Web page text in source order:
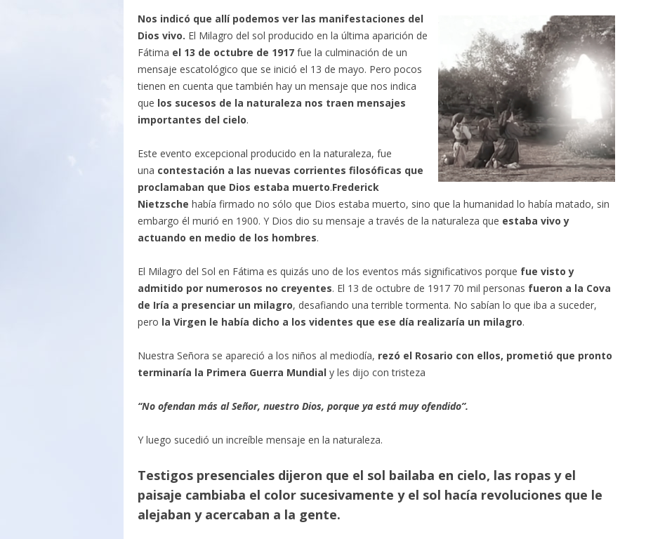
Nos indicó que allí podemos ver las manifestaciones del
Dios vivo. El Milagro del sol producido en la última aparición de
Fátima el 13 de octubre de 1917fue la culminación de un
mensaje escatológico que se inició el 13 de mayo. Pero pocos
tienen en cuenta que también hay un mensaje que nos indica
que los sucesos de la naturaleza nos traen mensajes
importantes del cielo.
Este evento excepcional producido en la naturaleza, fue
una contestación a las nuevas corrientes filosóficas que
proclamaban que Dios estaba muerto.Frederick
Nietzsche había firmado no sólo que Dios estaba muerto, sino que la humanidad lo había matado, sin
embargo él murió en 1900. Y Dios dio su mensaje a través de la naturaleza que estaba vivo y
actuando en medio de los hombres.
El Milagro del Sol en Fátima es quizás uno de los eventos más significativos porque fue visto y
admitido por numerosos no creyentes. El 13 de octubre de 1917 70 mil personas fueron a la Cova
de Iría a presenciar un milagro, desafiando una terrible tormenta. No sabían lo que iba a suceder,
pero la Virgen le había dicho a los videntes que ese día realizaría un milagro.
Nuestra Señora se apareció a los niños al mediodía, rezó el Rosario con ellos, prometió que pronto
terminaría la Primera Guerra Mundialy les dijo con tristeza
“No ofendan más al Señor, nuestro Dios, porque ya está muy ofendido”.
Y luego sucedió un increíble mensaje en la naturaleza.
Testigos presenciales dijeron que el sol bailaba en cielo, las ropas y el
paisaje cambiaba el color sucesivamente y el sol hacía revoluciones que le
alejaban y acercaban a la gente.